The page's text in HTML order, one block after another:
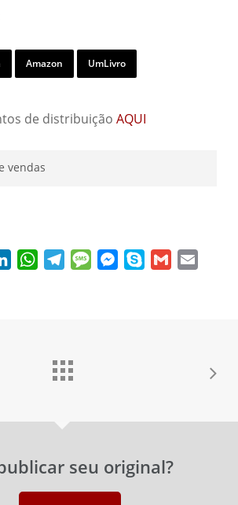
Amazon UmLivro
de distribuiçãoAQUI
vendas
LinkedInWhatsAppTelegramMessageMessenger
Skype Gmail
seu original?